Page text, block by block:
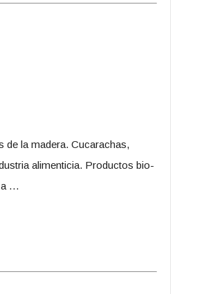
de la madera. Cucarachas,
alimenticia. Productos bio-
a …